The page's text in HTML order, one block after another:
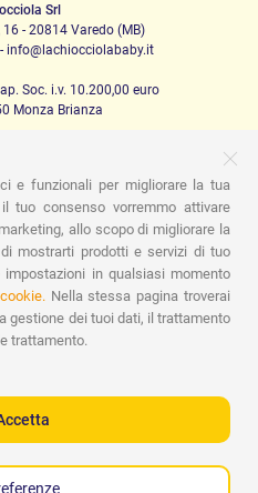
Srl
- 20814 Varedo (MB)
info@lachiocciolababy.it
Soc. i.v. 10.200,00 euro
Monza Brianza
A casa Pappa
Nanna
Gioco
Gift card
Camerette
Promozioni
Marchi
Policy
e funzionali per migliorare la tua
tuo consenso vorremmo attivare
allo scopo di migliorare la
mostrarti prodotti e servizi di tuo
in qualsiasi momento
Nella stessa pagina troverai
gestione dei tuoi dati, il trattamento
trattamento.